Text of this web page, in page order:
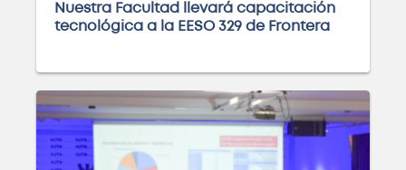
Nuestra Facultad llevará capacitación
tecnológica a la EESO 329 de Frontera